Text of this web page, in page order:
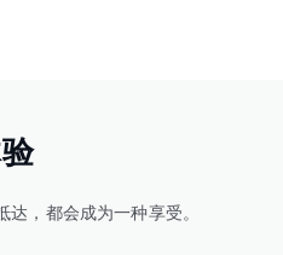
，都会成为一种享受。